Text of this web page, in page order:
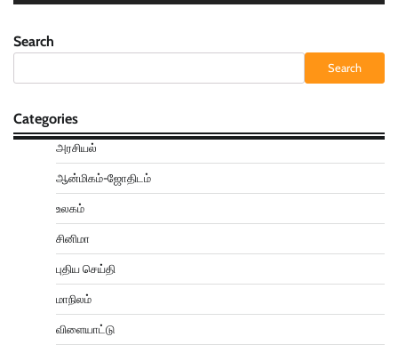
Search
Search
Categories
அரசியல்
ஆன்மிகம்-ஜோதிடம்
உலகம்
சினிமா
புதிய செய்தி
மாநிலம்
விளையாட்டு